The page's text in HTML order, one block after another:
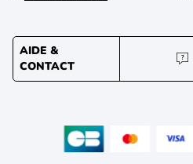
AIDE &
CONTACT